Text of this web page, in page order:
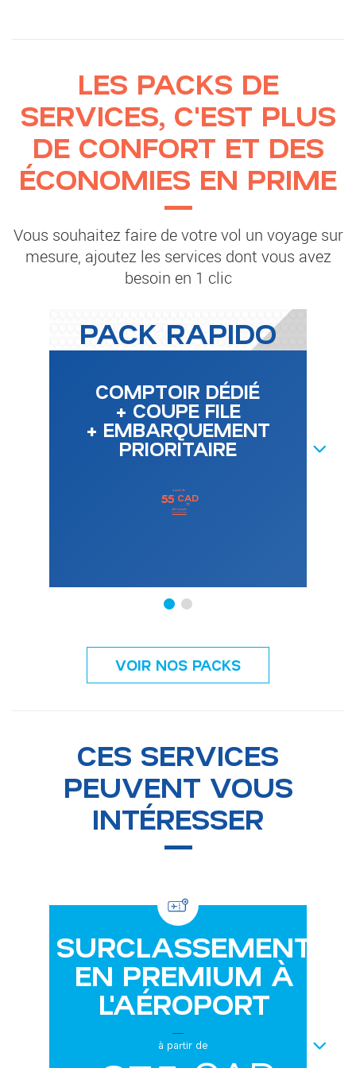
LES PACKS DE
SERVICES, C'EST PLUS
DE CONFORT ET DES
ÉCONOMIES EN PRIME
Vous souhaitez faire de votre vol un voyage sur
mesure, ajoutez les services dont vous avez
besoin en 1 clic
PACK RAPIDO
COMPTOIR DÉDIÉ
+ COUPE FILE
+ EMBARQUEMENT
PRIORITAIRE
à partir de
55 CAD
TTC
aller simple
Conditions
NEXT
VOIR NOS PACKS
CES SERVICES
PEUVENT VOUS
INTÉRESSER
SURCLASSEMENT
EN PREMIUM À
L'AÉROPORT
à partir de NEXT